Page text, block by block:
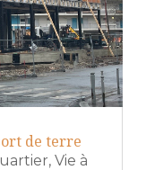
de terre
, Vie à